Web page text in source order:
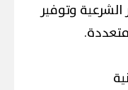
وتوفير
متعددة.